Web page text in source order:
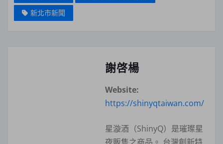
新北市新聞
謝啓楊
Website:
https://shinyqtaiwan.com/
星漩酒（ShinyQ）是璀璨星